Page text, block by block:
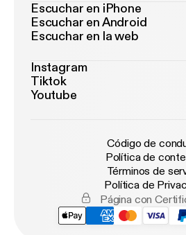
Escuchar en iPhone
Escuchar en Android
Escuchar en la web
Instagram
Tiktok
Youtube
Código de
Política de
Términos de
Política de
Página con